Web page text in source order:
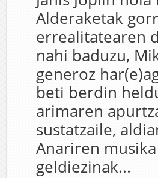
Alderaketak
errealitatearen
nahi baduzu,
generoz
beti berdin
arimaren
sustatzaile,
Anariren
geldiezinak...